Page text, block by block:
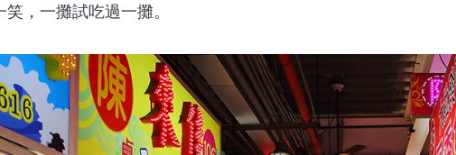
笑，一攤試吃過一攤。